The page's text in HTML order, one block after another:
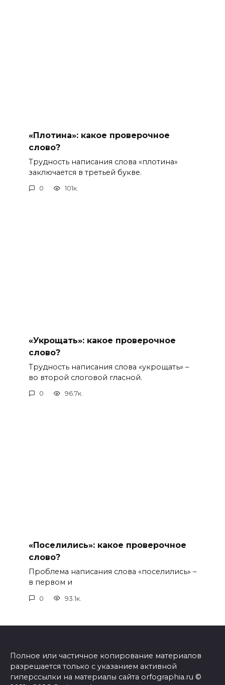
«Плотина»: какое проверочное
слово?
Трудность написания слова «плотина»
заключается в третьей букве.
0 101к.
«Укрощать»: какое проверочное
слово?
Трудность написания слова «укрощать» –
во второй слоговой гласной.
0 96.7к.
«Поселились»: какое проверочное
слово?
Проблема написания слова «поселились» –
в первом и
0 93.1к.
Полное или частичное копирование материалов
разрешается только с указанием активной
гиперссылки на материалы сайта orfographia.ru ©